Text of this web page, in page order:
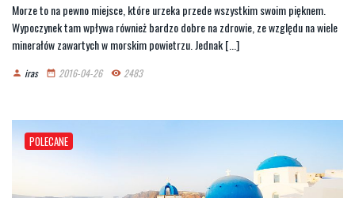
Morze to na pewno miejsce, które urzeka przede wszystkim swoim pięknem.
Wypoczynek tam wpływa również bardzo dobre na zdrowie, ze względu na wiele
minerałów zawartych w morskim powietrzu. Jednak [...]
person iras date_range 2016-04-26 remove_red_eye 2483
POLECANE